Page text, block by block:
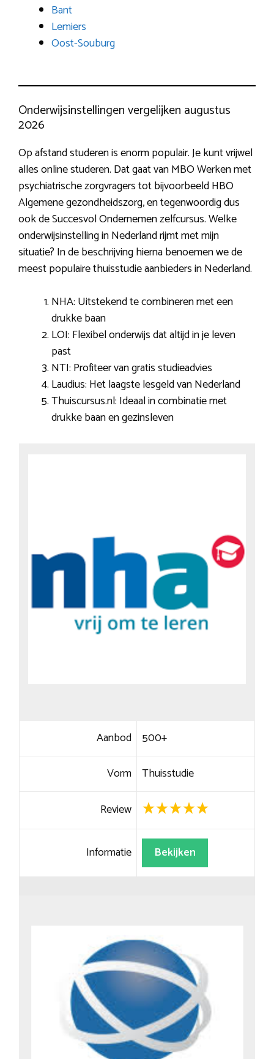
Bant
Lemiers
Oost-Souburg
Onderwijsinstellingen vergelijken augustus
2026
Op afstand studeren is enorm populair. Je kunt vrijwel
alles online studeren. Dat gaat van MBO Werken met
psychiatrische zorgvragers tot bijvoorbeeld HBO
Algemene gezondheidszorg, en tegenwoordig dus
ook de Succesvol Ondernemen zelfcursus. Welke
onderwijsinstelling in Nederland rijmt met mijn
situatie? In de beschrijving hierna benoemen we de
meest populaire thuisstudie aanbieders in Nederland.
NHA: Uitstekend te combineren met een
drukke baan
LOI: Flexibel onderwijs dat altijd in je leven
past
NTI: Profiteer van gratis studieadvies
Laudius: Het laagste lesgeld van Nederland
Thuiscursus.nl: Ideaal in combinatie met
drukke baan en gezinsleven
Aanbod 500+
Vorm Thuisstudie
Review
Informatie Bekijken